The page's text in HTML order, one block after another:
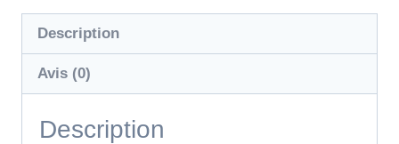
Description
Avis (0)
Description